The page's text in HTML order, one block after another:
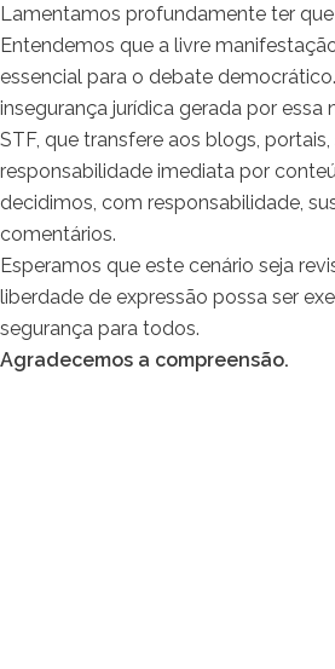
Lamentamos profundamente ter
Entendemos que a livre
essencial para o debate
insegurança jurídica gerada por essa
STF, que transfere aos blogs,
responsabilidade imediata por
decidimos, com responsabilidade,
comentários.
Esperamos que este cenário seja
liberdade de expressão possa ser
segurança para todos.
Agradecemos a compreensão.